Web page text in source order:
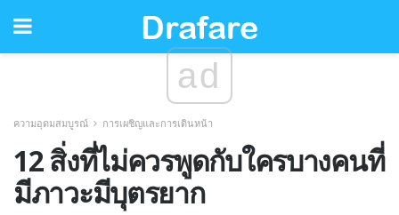
ad
ความอุดมสมบูรณ์ การเผชิญและการเดินหน้า
12 สิ่งที่ไม่ควรพูดกับใครบางคนที่
มีภาวะมีบุตรยาก